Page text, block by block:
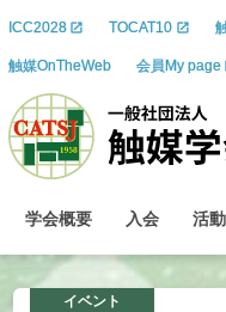
ICC2028 TOCAT10
触媒OnTheWeb 会員My page
学会概要 入会 活動
イベント